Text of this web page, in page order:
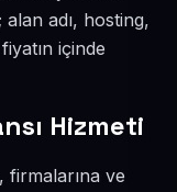
adı, hosting,
içinde
Hizmeti
firmalarına ve